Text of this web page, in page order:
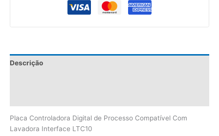
Descrição
Placa Controladora Digital de Processo Compatível Com
Lavadora Interface LTC10